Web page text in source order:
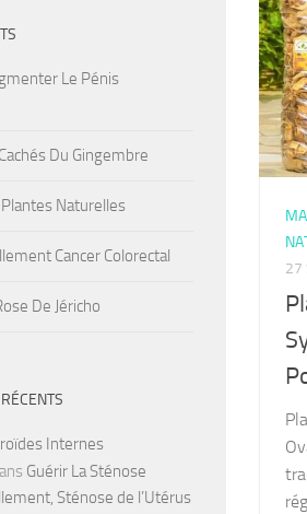
27
Le Pénis
Du Gingembre
Naturelles
Cancer Colorectal
De Jéricho
Internes
Guérir La Sténose
Sténose de l’Utérus